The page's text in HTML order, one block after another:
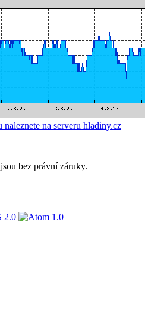
na serveru hladiny.cz
bez právní záruky.